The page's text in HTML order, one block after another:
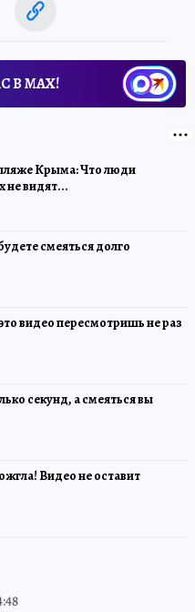
В МАХ!
Крыма: Что люди
не видят...
смеяться долго
видео пересмотришь не раз
секунд, а смеяться вы
Видео не оставит